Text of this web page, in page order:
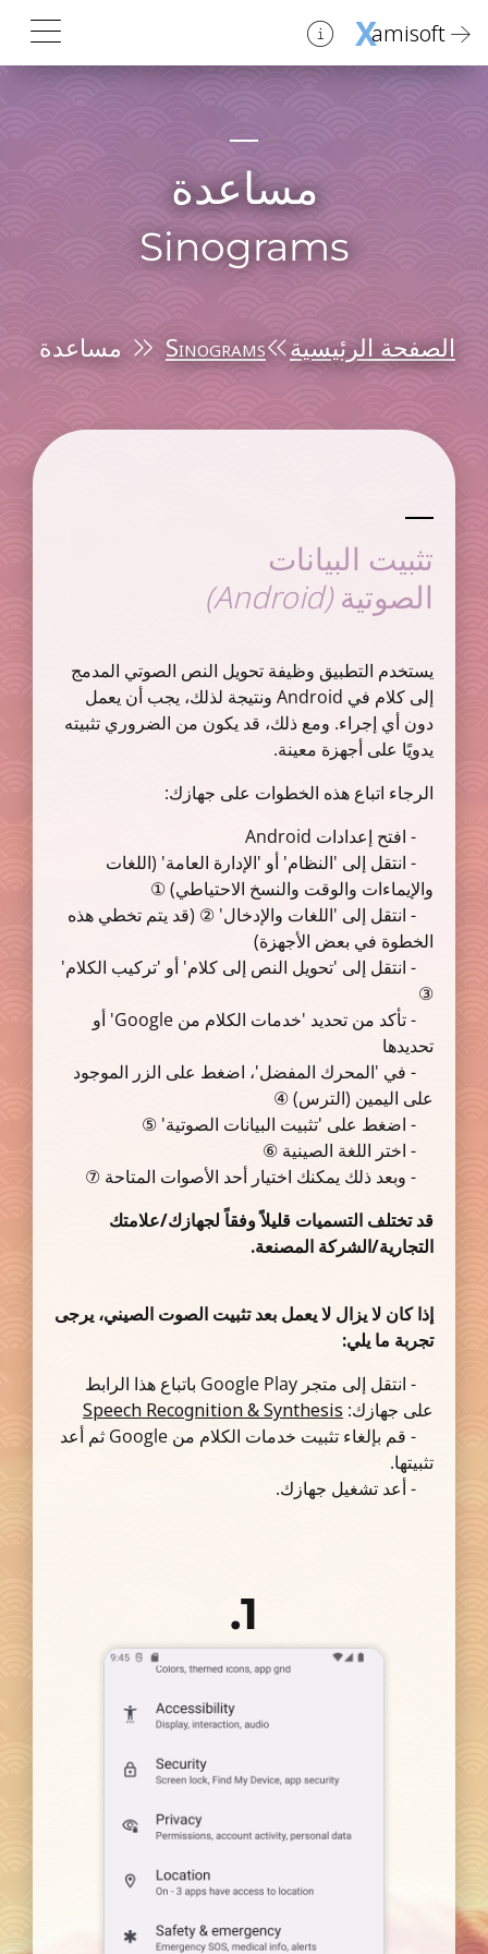
Xamisoft
مساعدة
Sinograms
الصفحة الرئيسية Sinograms مساعدة
تثبيت البيانات
الصوتية (Android)
يستخدم التطبيق وظيفة تحويل النص الصوتي المدمج
إلى كلام في Android ونتيجة لذلك، يجب أن يعمل
دون أي إجراء. ومع ذلك، قد يكون من الضروري تثبيته
يدويًا على أجهزة معينة.
الرجاء اتباع هذه الخطوات على جهازك:
- افتح إعدادات Android
- انتقل إلى 'النظام' أو 'الإدارة العامة' (اللغات
والإيماءات والوقت والنسخ الاحتياطي) ①
- انتقل إلى 'اللغات والإدخال' ② (قد يتم تخطي هذه
الخطوة في بعض الأجهزة)
- انتقل إلى 'تحويل النص إلى كلام' أو 'تركيب الكلام'
③
- تأكد من تحديد 'خدمات الكلام من Google' أو
تحديدها
- في 'المحرك المفضل'، اضغط على الزر الموجود
على اليمين (الترس) ④
- اضغط على 'تثبيت البيانات الصوتية' ⑤
- اختر اللغة الصينية ⑥
- وبعد ذلك يمكنك اختيار أحد الأصوات المتاحة ⑦
قد تختلف التسميات قليلاً وفقاً لجهازك/علامتك
التجارية/الشركة المصنعة.
إذا كان لا يزال لا يعمل بعد تثبيت الصوت الصيني، يرجى
تجربة ما يلي:
- انتقل إلى متجر Google Play باتباع هذا الرابط
على جهازك: Speech Recognition & Synthesis
- قم بإلغاء تثبيت خدمات الكلام من Google ثم أعد
تثبيتها.
- أعد تشغيل جهازك.
1.